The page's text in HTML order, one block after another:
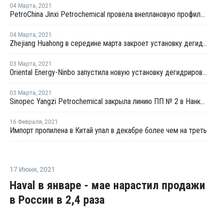
04 Марта, 2021
PetroChina Jinxi Petrochemical провела внеплановую профилактику на заводе ПП в Ляонине
04 Марта, 2021
Zhejiang Huahong в середине марта закроет установку дегидрирования пропана в Китае на плановый ремонт
03 Марта, 2021
Oriental Energy-Ninbo запустила новую установку дегидрирования пропана в Нинбо
03 Марта, 2021
Sinopec Yangzi Petrochemical закрыла линию ПП № 2 в Нанкине на плановый ремонт
16 Февраля, 2021
Импорт пропилена в Китай упал в декабре более чем на треть
17 Июня, 2021
Haval в январе - мае нарастил продажи
в России в 2,4 раза